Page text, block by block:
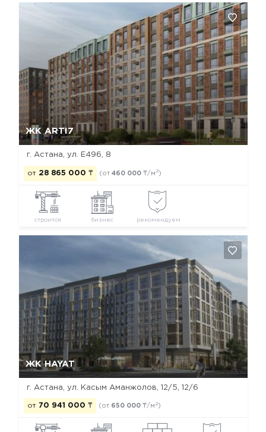
ЖК ARTI7
г. Астана, ул. Е496, 8
от 28 865 000 ₸ (от 460 000 ₸/м2)
строится бизнес рекомендуем
Да, удалить Отмена
ЖК HAYAT
г. Астана, ​ул. Касым Аманжолов, 12/5, 12/6
от 70 941 000 ₸ (от 650 000 ₸/м 2)